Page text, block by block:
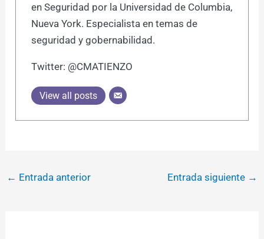
en Seguridad por la Universidad de Columbia,
Nueva York. Especialista en temas de
seguridad y gobernabilidad.
Twitter: @CMATIENZO
View all posts
← Entrada anterior Entrada siguiente →